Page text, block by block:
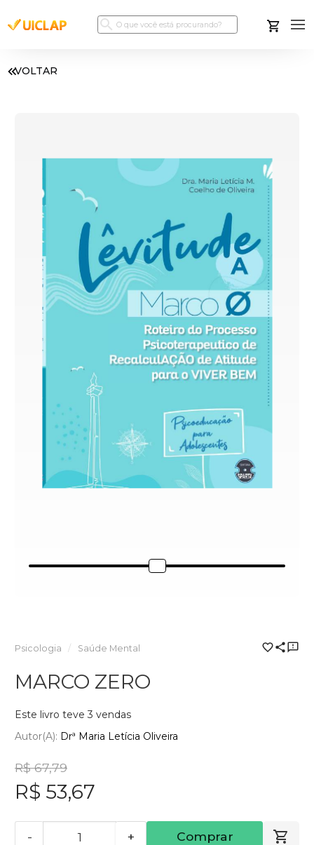
VOLTAR
Psicologia Saúde Mental
MARCO ZERO
Este livro teve 3 vendas
Autor(a): Drª Maria Letícia Oliveira
R$ 67,79
R$ 53,67
- + Comprar